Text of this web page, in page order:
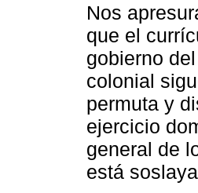
Nos
que el
gobierno
colonial
permuta y
ejercicio
general de
está